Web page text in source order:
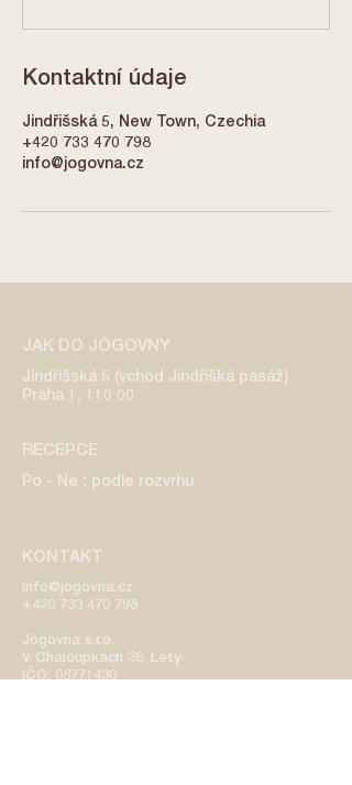
Kontaktní údaje
Jindřišská 5, New Town, Czechia
+420 733 470 798
info@jogovna.cz
JAK DO JÓGOVNY
Jindřišská 5 (vchod Jindřišká pasáž)
Praha 1, 110 00
RECEPCE
Po - Ne : podle rozvrhu
KONTAKT
info@jogovna.cz
+420 733 470 798
​Jógovna s.r.o.
V Chaloupkách 26, Lety
IČO:08771430